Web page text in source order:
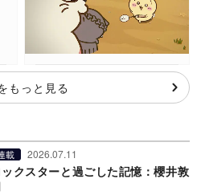
もっと見る
載 2026.07.11
ックスターと過ごした記憶：櫻井敦